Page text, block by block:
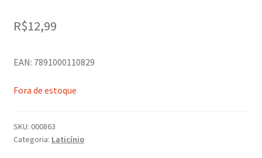
R$12,99
EAN: 7891000110829
Fora de estoque
SKU: 000863
Categoria: Laticínio